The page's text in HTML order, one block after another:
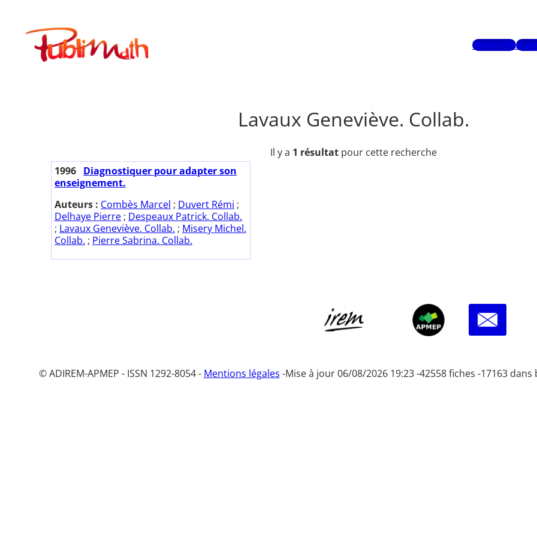
contenuPublimath
Mots-clés
Lavaux Geneviève. Collab.
Il y a 1 résultat pour cette recherche
1996 Diagnostiquer pour adapter son
enseignement.
Auteurs : Combès Marcel ; Duvert Rémi ;
Delhaye Pierre ; Despeaux Patrick. Collab.
; Lavaux Geneviève. Collab. ; Misery Michel.
Collab. ; Pierre Sabrina. Collab.
© ADIREM-APMEP - ISSN 1292-8054 - Mentions légales -Mise à jour 06/08/2026 19:23 -42558 fiches -17163